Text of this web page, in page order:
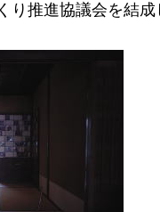
り推進協議会を結成